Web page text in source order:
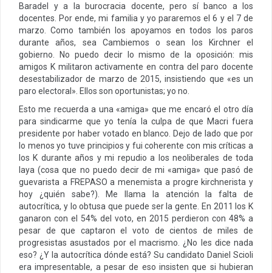
Baradel y a la burocracia docente, pero sí banco a los
docentes. Por ende, mi familia y yo pararemos el 6 y el 7 de
marzo. Como también los apoyamos en todos los paros
durante años, sea Cambiemos o sean los Kirchner el
gobierno. No puedo decir lo mismo de la oposición: mis
amigos K militaron activamente en contra del paro docente
desestabilizador de marzo de 2015, insistiendo que «es un
paro electoral». Ellos son oportunistas; yo no.
Esto me recuerda a una «amiga» que me encaró el otro día
para sindicarme que yo tenía la culpa de que Macri fuera
presidente por haber votado en blanco. Dejo de lado que por
lo menos yo tuve principios y fui coherente con mis críticas a
los K durante años y mi repudio a los neoliberales de toda
laya (cosa que no puedo decir de mi «amiga» que pasó de
guevarista a FREPASO a menemista a progre kirchnerista y
hoy ¿quién sabe?). Me llama la atención la falta de
autocrítica, y lo obtusa que puede ser la gente. En 2011 los K
ganaron con el 54% del voto, en 2015 perdieron con 48% a
pesar de que captaron el voto de cientos de miles de
progresistas asustados por el macrismo. ¿No les dice nada
eso? ¿Y la autocrítica dónde está? Su candidato Daniel Scioli
era impresentable, a pesar de eso insisten que si hubieran